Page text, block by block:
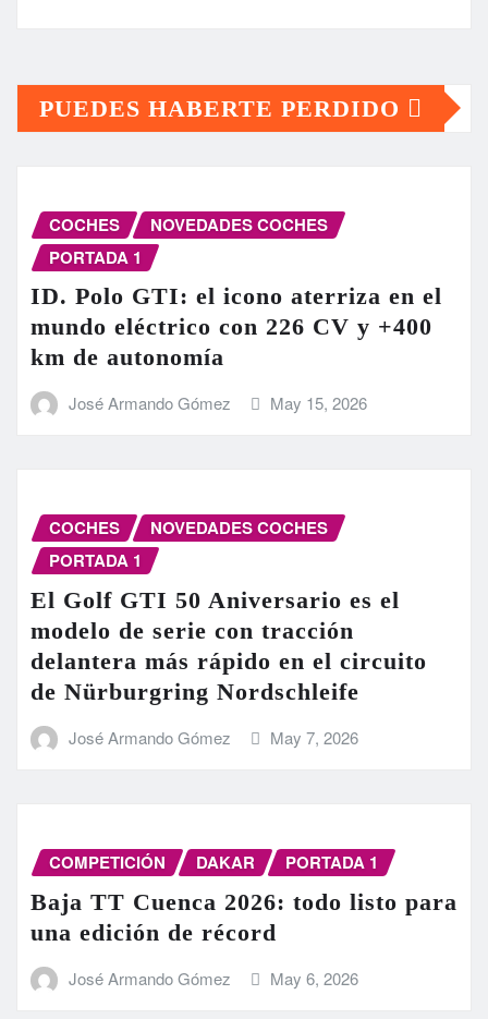
PUEDES HABERTE PERDIDO
COCHES
NOVEDADES COCHES
PORTADA 1
ID. Polo GTI: el icono aterriza en el
mundo eléctrico con 226 CV y +400
km de autonomía
José Armando Gómez May 15, 2026
COCHES
NOVEDADES COCHES
PORTADA 1
El Golf GTI 50 Aniversario es el
modelo de serie con tracción
delantera más rápido en el circuito
de Nürburgring Nordschleife
José Armando Gómez May 7, 2026
COMPETICIÓN DAKAR PORTADA 1
Baja TT Cuenca 2026: todo listo para
una edición de récord
José Armando Gómez May 6, 2026